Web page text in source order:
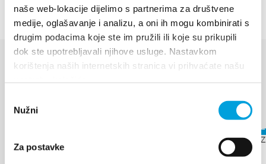
naše web-lokacije dijelimo s partnerima za društvene
medije, oglašavanje i analizu, a oni ih mogu kombinirati s
drugim podacima koje ste im pružili ili koje su prikupili
dok ste upotrebljavali njihove usluge. Nastavkom
korištenja naših internetskih stranica vi prihvaćate našu
pristanka
Nužni
Za postavke
DOGAĐANJA
2026.
17.